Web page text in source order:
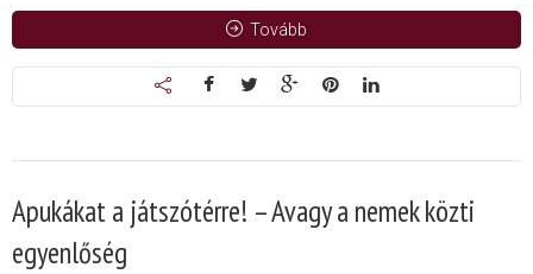
Tovább
Apukákat a játszótérre! – Avagy a nemek közti
egyenlőség